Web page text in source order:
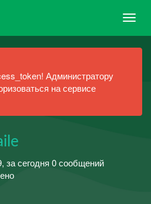
Администратору
на сервисе
за сегодня 0 сообщений